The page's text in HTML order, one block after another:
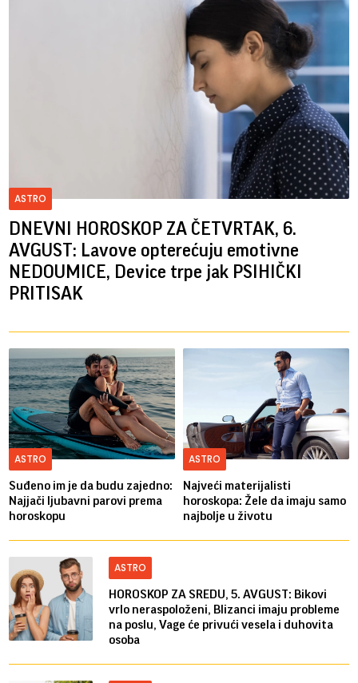
ASTRO
DNEVNI HOROSKOP ZA ČETVRTAK, 6.
AVGUST: Lavove opterećuju emotivne
NEDOUMICE, Device trpe jak PSIHIČKI
PRITISAK
ASTRO
Suđeno im je da budu zajedno:
Najjači ljubavni parovi prema
horoskopu
ASTRO
Najveći materijalisti
horoskopa: Žele da imaju samo
najbolje u životu
ASTRO
HOROSKOP ZA SREDU, 5. AVGUST: Bikovi
vrlo neraspoloženi, Blizanci imaju probleme
na poslu, Vage će privući vesela i duhovita
osoba